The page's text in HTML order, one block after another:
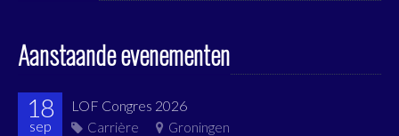
Aanstaande evenementen
18
sep
LOF Congres 2026
Carrière Groningen